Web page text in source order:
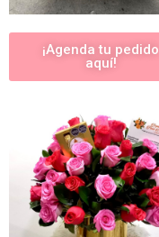
¡Agenda tu pedido
aquí!